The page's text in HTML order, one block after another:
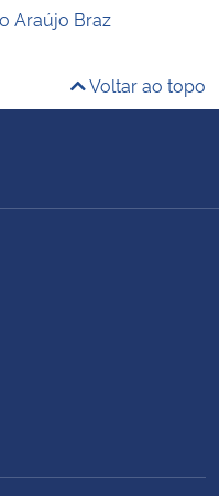
Araújo Braz
Voltar ao topo